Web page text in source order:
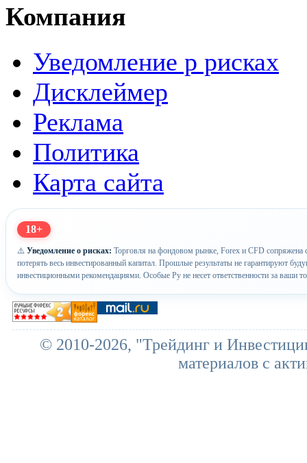
Компания
Уведомление р рисках
Дисклеймер
Реклама
Политика
Карта сайта
18+
⚠️ Уведомление о рисках: Торговля на фондовом рынке, Forex и CFD сопряжена
потерять весь инвестированный капитал. Прошлые результаты не гарантируют
инвестиционными рекомендациями. Особые Ру не несет ответственности за ваши
© 2010-2026, "Трейдинг и
материалов с